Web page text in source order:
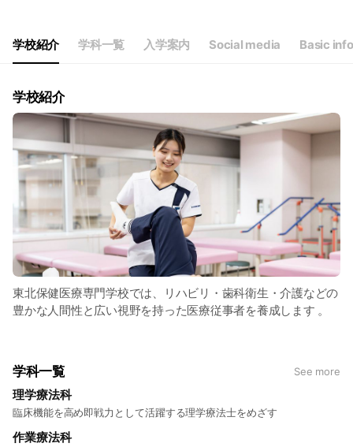
SatClosed
祝日、夏期・冬期休暇も休業とさせていただきます。
学校紹介 学科一覧 入学案内 Social media Basic info
学校紹介
東北保健医療専門学校では、リハビリ・歯科衛生・介護などの
豊かな人間性と広い視野を持った医療従事者を養成します 。
学科一覧 See more
理学療法科
臨床機能を高め即戦力として活躍する理学療法士をめざす
作業療法科